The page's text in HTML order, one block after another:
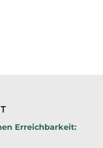
Erreichbarkeit: